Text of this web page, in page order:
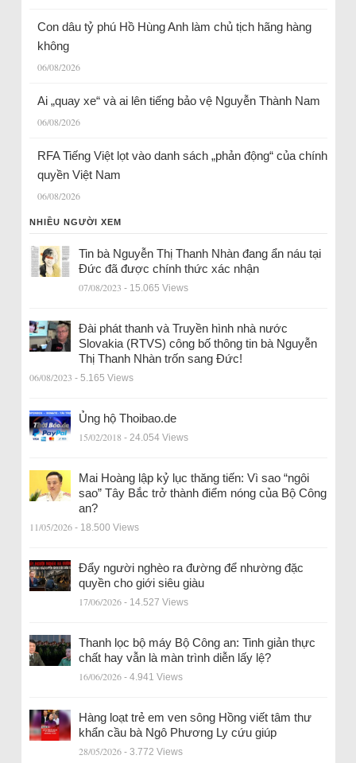
Con dâu tỷ phú Hồ Hùng Anh làm chủ tịch hãng hàng
không
06/08/2026
Ai „quay xe“ và ai lên tiếng bảo vệ Nguyễn Thành Nam
06/08/2026
RFA Tiếng Việt lọt vào danh sách „phản động“ của chính
quyền Việt Nam
06/08/2026
NHIỀU NGƯỜI XEM
Tin bà Nguyễn Thị Thanh Nhàn đang ẩn náu tại
Đức đã được chính thức xác nhận
07/08/2023 - 15.065 Views
Đài phát thanh và Truyền hình nhà nước
Slovakia (RTVS) công bố thông tin bà Nguyễn
Thị Thanh Nhàn trốn sang Đức!
06/08/2023 - 5.165 Views
Ủng hộ Thoibao.de
15/02/2018 - 24.054 Views
Mai Hoàng lập kỷ lục thăng tiến: Vì sao “ngôi
sao” Tây Bắc trở thành điểm nóng của Bộ Công
an?
11/05/2026 - 18.500 Views
Đẩy người nghèo ra đường để nhường đặc
quyền cho giới siêu giàu
17/06/2026 - 14.527 Views
Thanh lọc bộ máy Bộ Công an: Tinh giản thực
chất hay vẫn là màn trình diễn lấy lệ?
16/06/2026 - 4.941 Views
Hàng loạt trẻ em ven sông Hồng viết tâm thư
khẩn cầu bà Ngô Phương Ly cứu giúp
28/05/2026 - 3.772 Views